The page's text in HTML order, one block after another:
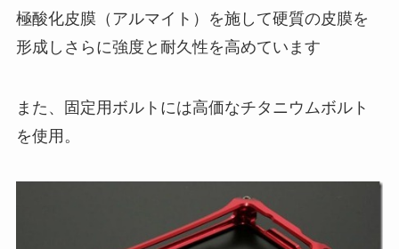
極酸化皮膜（アルマイト）を施して硬質の皮膜を
形成しさらに強度と耐久性を高めています
また、固定用ボルトには高価なチタニウムボルト
を使用。